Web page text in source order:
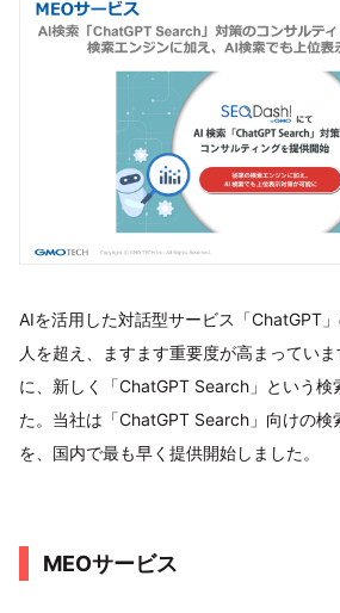
AIを活用した対話型サービス「ChatGPT
人を超え、ますます重要度が高まっていま
に、新しく「ChatGPT Search」という検
た。当社は「ChatGPT Search」向けの検
を、国内で最も早く提供開始しました。
MEOサービス